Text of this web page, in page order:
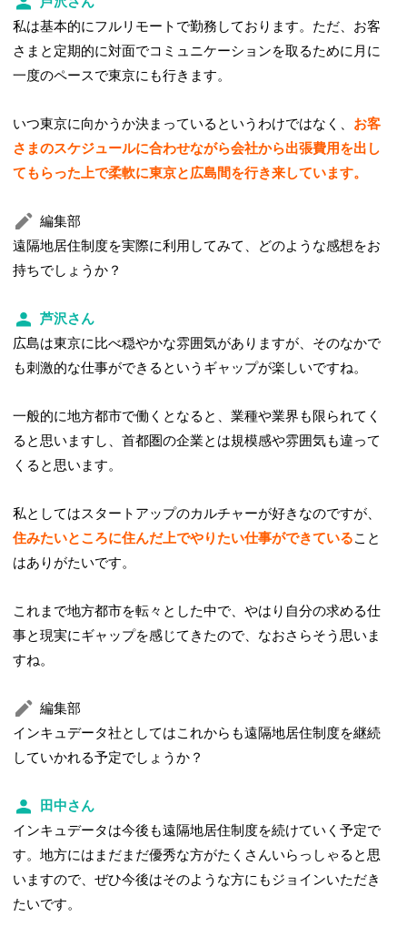
私は基本的にフルリモートで勤務しております。ただ、お客
さまと定期的に対面でコミュニケーションを取るために月に
一度のペースで東京にも行きます。
いつ東京に向かうか決まっているというわけではなく、 お客
さまのスケジュールに合わせながら会社から出張費用を出し
てもらった上で柔軟に東京と広島間を行き来しています。
編集部
遠隔地居住制度を実際に利用してみて、どのような感想をお
持ちでしょうか？
芦沢さん
広島は東京に比べ穏やかな雰囲気がありますが、そのなかで
も刺激的な仕事ができるというギャップが楽しいですね。
一般的に地方都市で働くとなると、業種や業界も限られてく
ると思いますし、首都圏の企業とは規模感や雰囲気も違って
くると思います。
私としてはスタートアップのカルチャーが好きなのですが、
住みたいところに住んだ上でやりたい仕事ができていること
はありがたいです。
これまで地方都市を転々とした中で、やはり自分の求める仕
事と現実にギャップを感じてきたので、なおさらそう思いま
すね。
編集部
インキュデータ社としてはこれからも遠隔地居住制度を継続
していかれる予定でしょうか？
田中さん
インキュデータは今後も遠隔地居住制度を続けていく予定で
す。地方にはまだまだ優秀な方がたくさんいらっしゃると思
いますので、ぜひ今後はそのような方にもジョインいただき
たいです。